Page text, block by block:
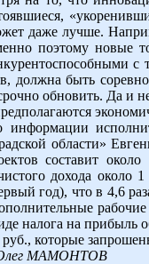
даже лучше.
поэтому новые
должна быть
обновить. Да и
информации
области»
составит
дохода около
год), что в 4,6
налога на прибыль
которые
Олег МАМОНТОВ